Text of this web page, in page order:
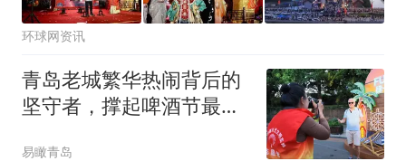
环球网资讯
青岛老城繁华热闹背后的
坚守者，撑起啤酒节最美
易瞰青岛